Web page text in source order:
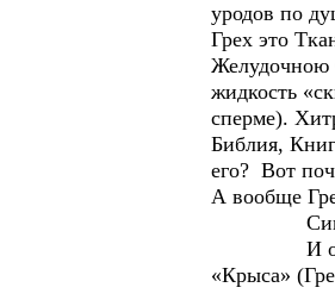
уродов по
Грех это
Желудочною
жидкость
сперме).
Библия,
его? Вот
А вообще
Синусо
И от них
«Крыса»